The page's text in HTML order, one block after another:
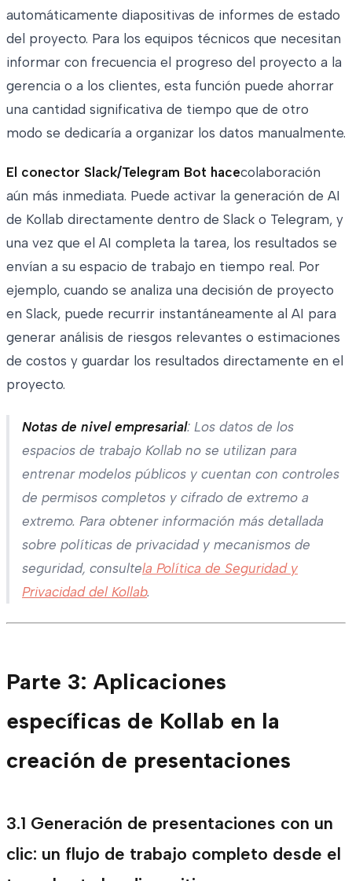
automáticamente diapositivas de informes de estado
del proyecto. Para los equipos técnicos que necesitan
informar con frecuencia el progreso del proyecto a la
gerencia o a los clientes, esta función puede ahorrar
una cantidad significativa de tiempo que de otro
modo se dedicaría a organizar los datos manualmente.
El conector Slack/Telegram Bot hacecolaboración
aún más inmediata. Puede activar la generación de AI
de Kollab directamente dentro de Slack o Telegram, y
una vez que el AI completa la tarea, los resultados se
envían a su espacio de trabajo en tiempo real. Por
ejemplo, cuando se analiza una decisión de proyecto
en Slack, puede recurrir instantáneamente al AI para
generar análisis de riesgos relevantes o estimaciones
de costos y guardar los resultados directamente en el
proyecto.
Notas de nivel empresarial: Los datos de los
espacios de trabajo Kollab no se utilizan para
entrenar modelos públicos y cuentan con controles
de permisos completos y cifrado de extremo a
extremo. Para obtener información más detallada
sobre políticas de privacidad y mecanismos de
seguridad, consultela Política de Seguridad y
Privacidad del Kollab.
Parte 3: Aplicaciones
específicas de Kollab en la
creación de presentaciones
3.1 Generación de presentaciones con un
clic: un flujo de trabajo completo desde el